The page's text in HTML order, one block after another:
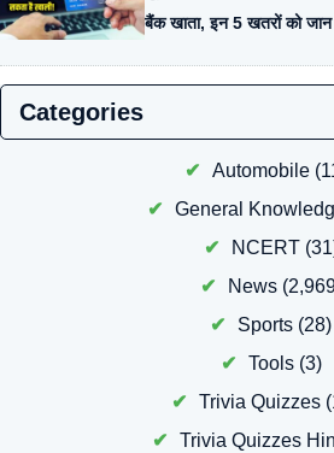
बैंक खाता, इन 5 खतरों को
Categories
Automobile
General
NCERT
News
Sports (28)
Tools(3)
Trivia Quizzes
Trivia Quizzes